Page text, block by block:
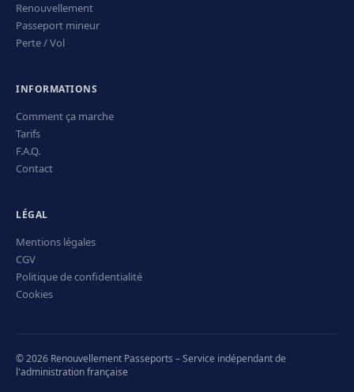
Renouvellement
Passeport mineur
Perte / Vol
INFORMATIONS
Comment ça marche
Tarifs
F.A.Q.
Contact
LÉGAL
Mentions légales
CGV
Politique de confidentialité
Cookies
© 2026 Renouvellement Passeports – Service indépendant de
l'administration française